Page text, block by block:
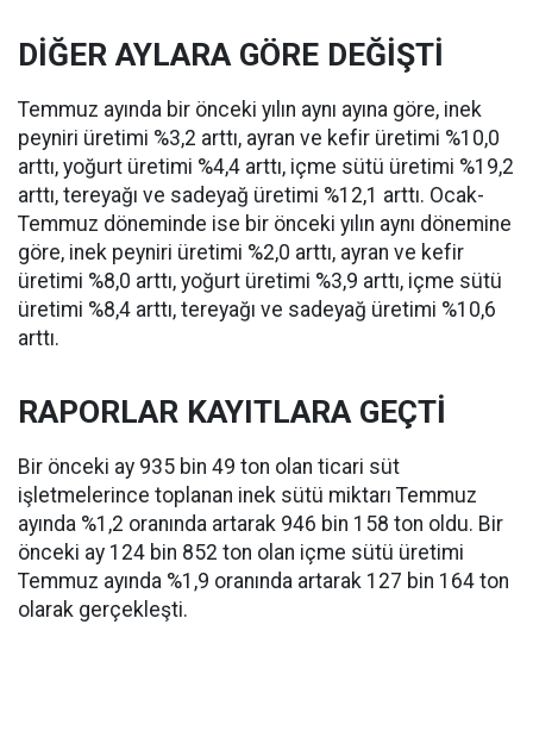
DİĞER AYLARA GÖRE DEĞİŞTİ
Temmuz ayında bir önceki yılın aynı ayına göre, inek
peyniri üretimi %3,2 arttı, ayran ve kefir üretimi %10,0
arttı, yoğurt üretimi %4,4 arttı, içme sütü üretimi %19,2
arttı, tereyağı ve sadeyağ üretimi %12,1 arttı. Ocak-
Temmuz döneminde ise bir önceki yılın aynı dönemine
göre, inek peyniri üretimi %2,0 arttı, ayran ve kefir
üretimi %8,0 arttı, yoğurt üretimi %3,9 arttı, içme sütü
üretimi %8,4 arttı, tereyağı ve sadeyağ üretimi %10,6
arttı.
RAPORLAR KAYITLARA GEÇTİ
Bir önceki ay 935 bin 49 ton olan ticari süt
işletmelerince toplanan inek sütü miktarı Temmuz
ayında %1,2 oranında artarak 946 bin 158 ton oldu. Bir
önceki ay 124 bin 852 ton olan içme sütü üretimi
Temmuz ayında %1,9 oranında artarak 127 bin 164 ton
olarak gerçekleşti.